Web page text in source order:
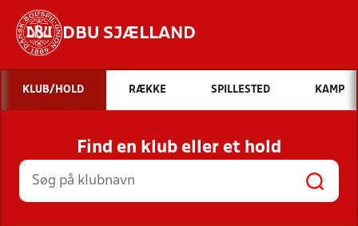
DBU SJÆLLAND
Hvad vil du søge efter?
INDHOLD OG NYHEDER
STILLINGER, RESULTATER, KLUBBER OG
HOLD
KLUB/HOLD RÆKKE SPILLESTED KAMP
Find en klub eller et hold